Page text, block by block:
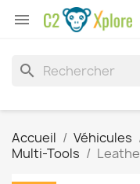

search
Accueil Véhicules
Multi-Tools